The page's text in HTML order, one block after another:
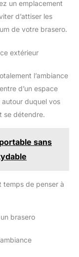
un emplacement
d’attiser les
de votre brasero.
extérieur
l’ambiance
d’un espace
duquel vos
se détendre.
sans
temps de penser à
brasero